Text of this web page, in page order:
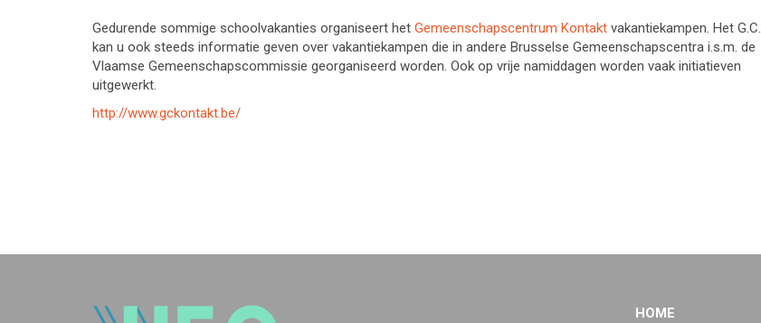
Gedurende sommige schoolvakanties organiseert het Gemeenschapscentrum Kontakt vakantiekampen. Het G.C.
kan u ook steeds informatie geven over vakantiekampen die in andere Brusselse Gemeenschapscentra i.s.m. de
Vlaamse Gemeenschapscommissie georganiseerd worden. Ook op vrije namiddagen worden vaak initiatieven
uitgewerkt.
http://www.gckontakt.be/
HOME